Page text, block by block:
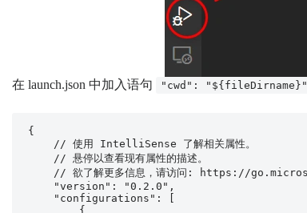
在 launch.json 中加入语句 "cwd": "${fileDirname}"
{